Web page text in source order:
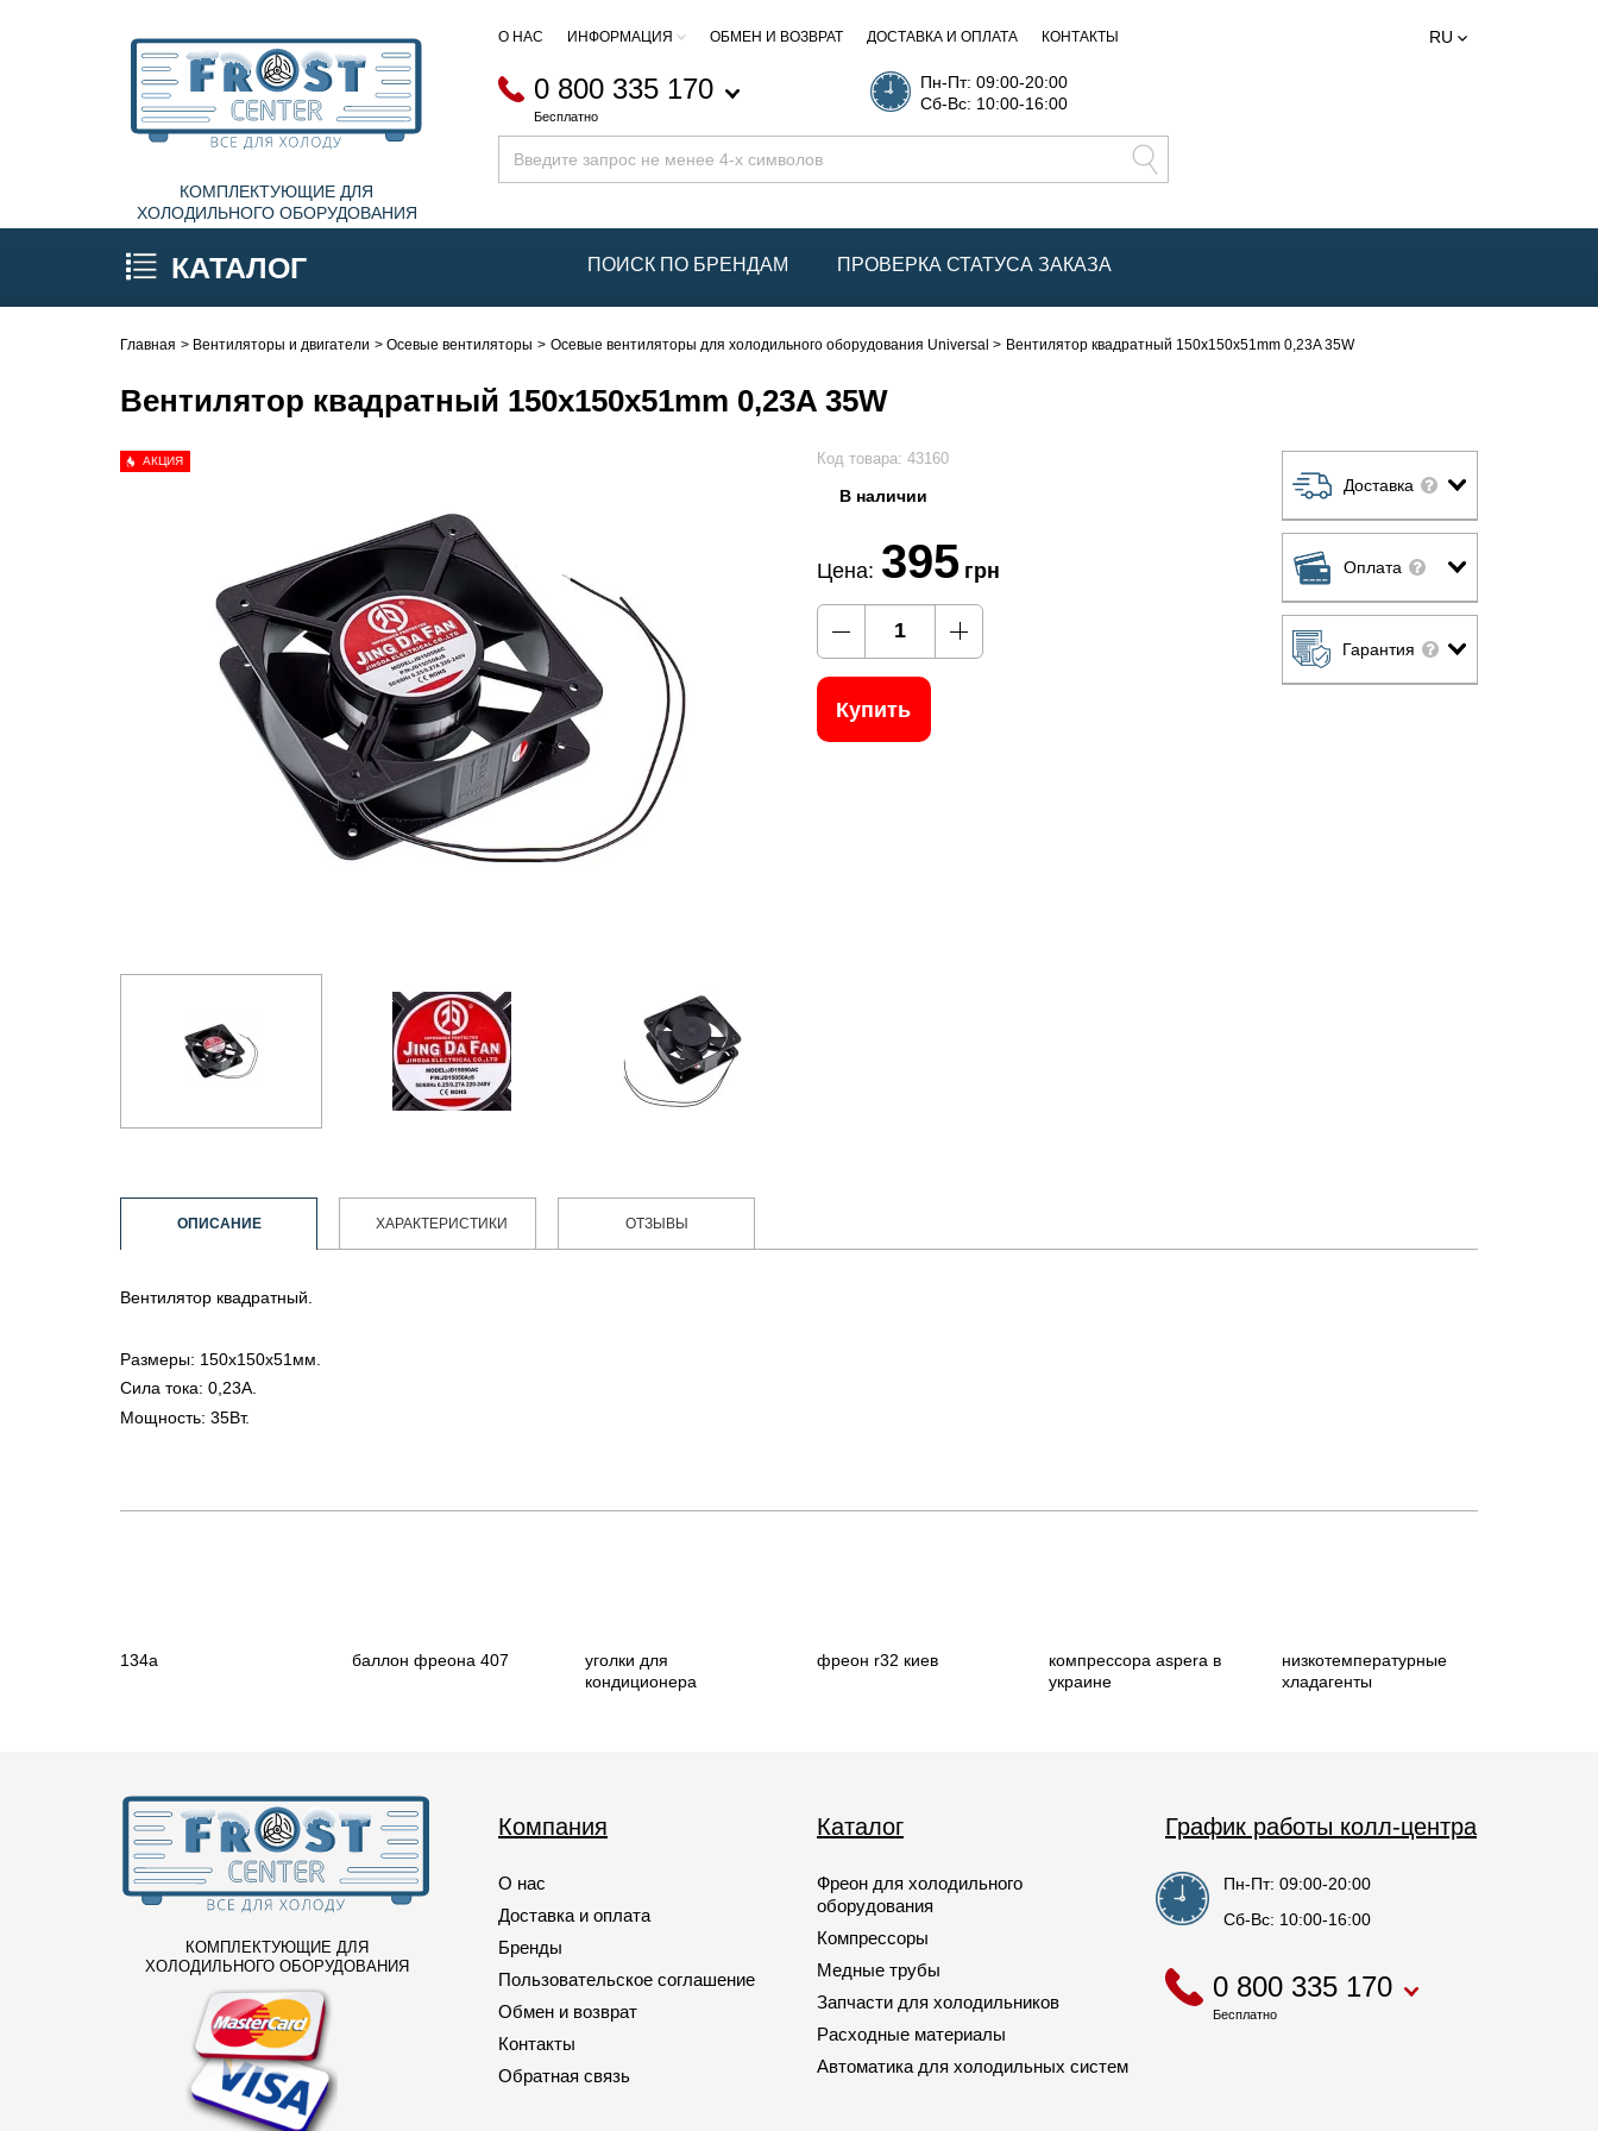
КОМПЛЕКТУЮЩИЕ ДЛЯ
ХОЛОДИЛЬНОГО ОБОРУДОВАНИЯ
О НАС ИНФОРМАЦИЯ ОБМЕН И ВОЗВРАТ ДОСТАВКА И ОПЛАТА КОНТАКТЫ
0 800 335 170
Бесплатно
Пн-Пт: 09:00-20:00
Сб-Вс: 10:00-16:00
RU
КАТАЛОГ ПОИСК ПО БРЕНДАМ ПРОВЕРКА СТАТУСА ЗАКАЗА
Главная Вентиляторы и двигатели Осевые вентиляторы Осевые вентиляторы для холодильного оборудования Universal Вентилятор квадратный 150x150x51mm 0,23A 35W
Вентилятор квадратный 150x150x51mm 0,23A 35W
АКЦИЯ Код товара: 43160
В наличии
Цена: 395 грн
Купить
Доставка
Оплата
Гарантия
ОПИСАНИЕ
Вентилятор квадратный.
Размеры: 150x150x51мм.
Сила тока: 0,23A.
Мощность: 35Вт.
ХАРАКТЕРИСТИКИ ОТЗЫВЫ
134a баллон фреона 407
уголки для
кондиционера
фреон r32 киев
компрессора aspera в
украине
низкотемпературные
хладагенты
КОМПЛЕКТУЮЩИЕ ДЛЯ
ХОЛОДИЛЬНОГО ОБОРУДОВАНИЯ
Компания
О нас
Доставка и оплата
Бренды
Пользовательское соглашение
Обмен и возврат
Контакты
Обратная связь
Каталог
Фреон для холодильного
оборудования
Компрессоры
Медные трубы
Запчасти для холодильников
Расходные материалы
Автоматика для холодильных систем
График работы колл-центра
Пн-Пт: 09:00-20:00
Сб-Вс: 10:00-16:00
0 800 335 170
Бесплатно